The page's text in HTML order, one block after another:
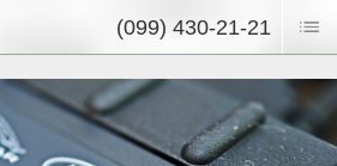
(099) 430-21-21